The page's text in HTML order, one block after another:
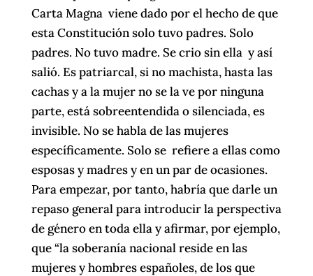
Carta Magna viene dado por el hecho de que
esta Constitución solo tuvo padres. Solo
padres. No tuvo madre. Se crio sin ella y así
salió. Es patriarcal, si no machista, hasta las
cachas y a la mujer no se la ve por ninguna
parte, está sobreentendida o silenciada, es
invisible. No se habla de las mujeres
específicamente. Solo se refiere a ellas como
esposas y madres y en un par de ocasiones.
Para empezar, por tanto, habría que darle un
repaso general para introducir la perspectiva
de género en toda ella y afirmar, por ejemplo,
que “la soberanía nacional reside en las
mujeres y hombres españoles, de los que